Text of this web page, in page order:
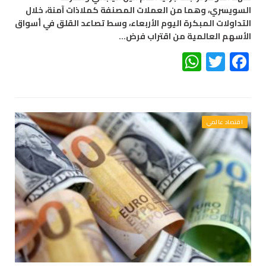
السويسري، وهما من العملات المصنفة كملاذات آمنة، خلال
التداولات المبكرة اليوم الأربعاء، وسط تصاعد القلق في أسواق
الأسهم العالمية من اقتراب فرض…
Facebook
Twitter
اقتصاد عالمي